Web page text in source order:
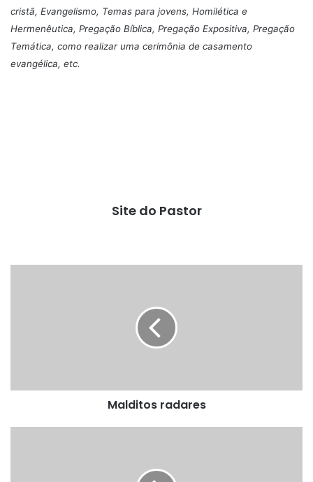
cristã, Evangelismo, Temas para jovens, Homilética e
Hermenêutica, Pregação Bíblica, Pregação Expositiva, Pregação
Temática, como realizar uma cerimônia de casamento
evangélica, etc.
Site do Pastor
Malditos radares